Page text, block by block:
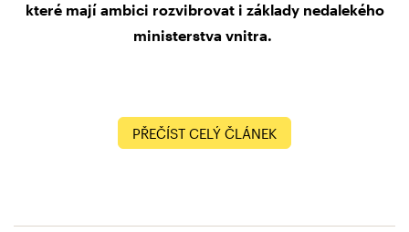
které mají ambici rozvibrovat i základy nedalekého
ministerstva vnitra.
PŘEČÍST CELÝ ČLÁNEK